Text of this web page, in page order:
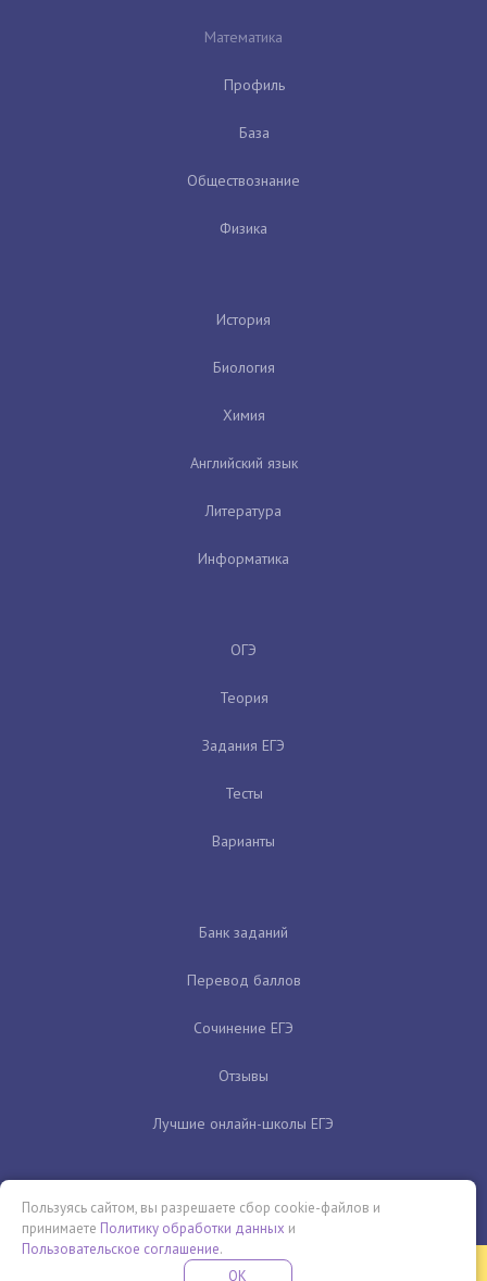
Математика
Профиль
База
Обществознание
Физика
История
Биология
Химия
Английский язык
Литература
Информатика
ОГЭ
Теория
Задания ЕГЭ
Тесты
Варианты
Банк заданий
Перевод баллов
Сочинение ЕГЭ
Отзывы
Лучшие онлайн-школы ЕГЭ
Бесплатная летняя школа
Пользуясь сайтом, вы разрешаете сбор cookie-файлов и
принимаете Политику обработки данных и
Пользовательское соглашение.
OK